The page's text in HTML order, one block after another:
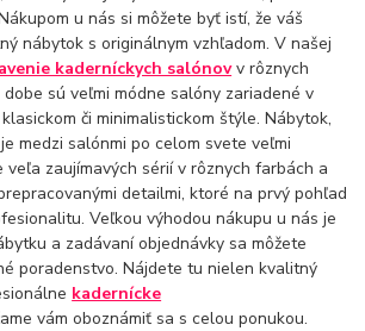
u nás si môžete byť istí, že váš
nábytok s originálnym vzhľadom. V našej
kaderníckych salónovv rôznych
sú veľmi módne salóny zariadené v
či minimalistickom štýle. Nábytok,
medzi salónmi po celom svete veľmi
veľa zaujímavých sérií v rôznych farbách a
detailmi, ktoré na prvý pohľad
Veľkou výhodou nákupu u nás je
a zadávaní objednávky sa môžete
poradenstvo. Nájdete tu nielen kvalitný
kadernícke
vám oboznámiť sa s celou ponukou.